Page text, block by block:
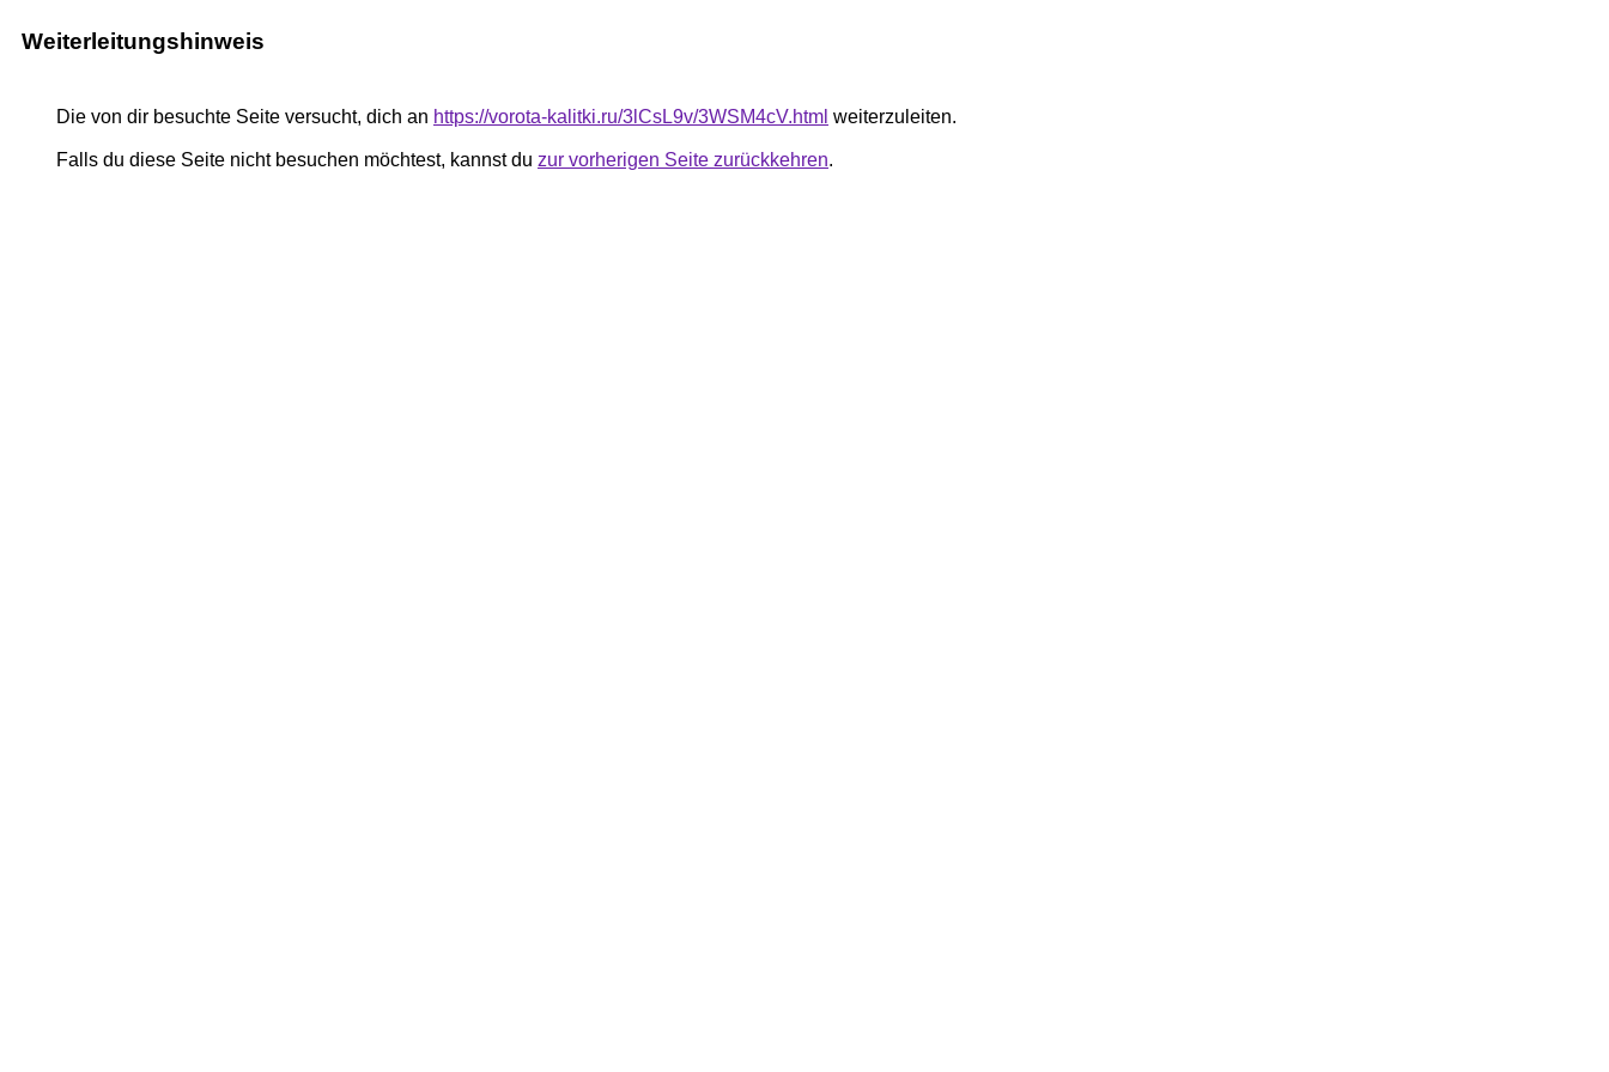
Weiterleitungshinweis
Die von dir besuchte Seite versucht, dich an https://vorota-kalitki.ru/3lCsL9v/3WSM4cV.html weiterzuleiten.
Falls du diese Seite nicht besuchen möchtest, kannst du zur vorherigen Seite zurückkehren.